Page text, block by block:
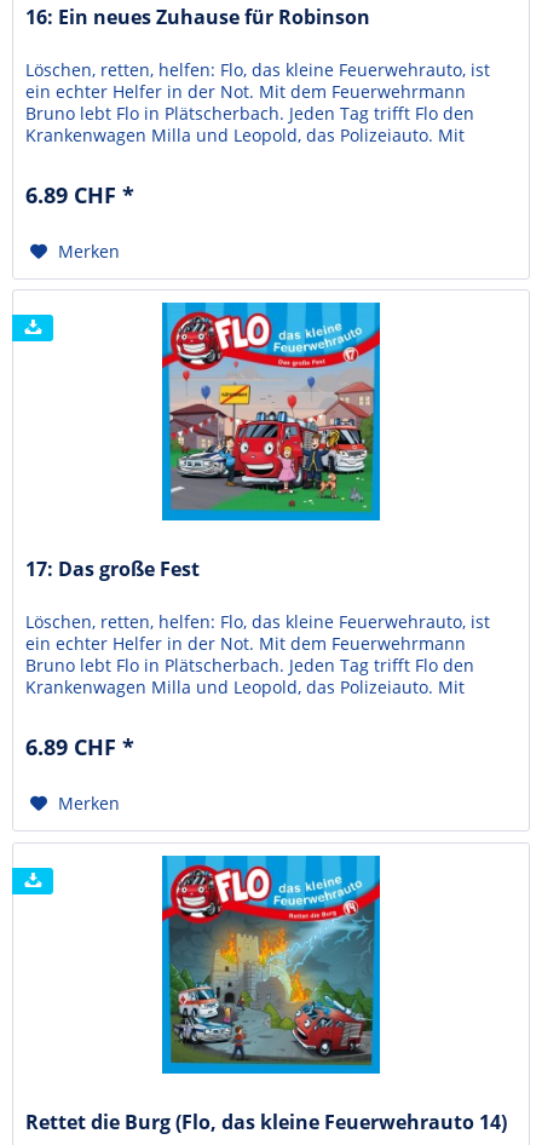
16: Ein neues Zuhause für Robinson
Löschen, retten, helfen: Flo, das kleine Feuerwehrauto, ist
ein echter Helfer in der Not. Mit dem Feuerwehrmann
Bruno lebt Flo in Plätscherbach. Jeden Tag trifft Flo den
Krankenwagen Milla und Leopold, das Polizeiauto. Mit
braucht. Jede Folge von "Flo - Das...
6.89 CHF *
Merken
17: Das große Fest
Löschen, retten, helfen: Flo, das kleine Feuerwehrauto, ist
ein echter Helfer in der Not. Mit dem Feuerwehrmann
Bruno lebt Flo in Plätscherbach. Jeden Tag trifft Flo den
Krankenwagen Milla und Leopold, das Polizeiauto. Mit
müssen. Jede Folge von "Flo - Das kleine...
6.89 CHF *
Merken
Rettet die Burg (Flo, das kleine Feuerwehrauto 14)